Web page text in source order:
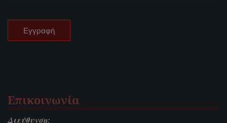
Επικοινωνία
Διεύθυνση: